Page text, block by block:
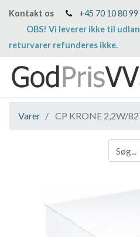
Kontakt os +45 70 10 80 99
OBS! Vi leverer ikke til
returvarer refunderes ikke.
Varer CP KRONE 2,2W/